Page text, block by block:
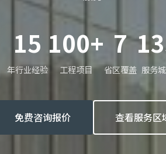
15
年行业经验
100+
工程项目
7
省区覆盖 服务
免费咨询报价 查看服务区